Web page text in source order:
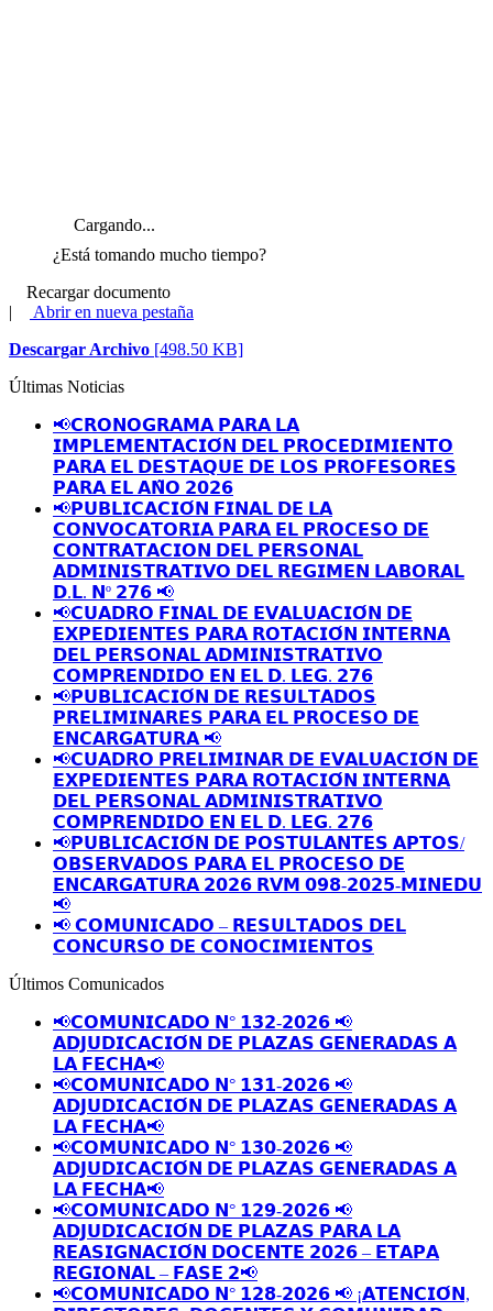
Cargando...
¿Está tomando mucho tiempo?
Recargar documento
|
Abrir en nueva pestaña
Descargar Archivo [498.50 KB]
Últimas Noticias
📢𝗖𝗥𝗢𝗡𝗢𝗚𝗥𝗔𝗠𝗔 𝗣𝗔𝗥𝗔 𝗟𝗔
𝗜𝗠𝗣𝗟𝗘𝗠𝗘𝗡𝗧𝗔𝗖𝗜𝗢́𝗡 𝗗𝗘𝗟 𝗣𝗥𝗢𝗖𝗘𝗗𝗜𝗠𝗜𝗘𝗡𝗧𝗢
𝗣𝗔𝗥𝗔 𝗘𝗟 𝗗𝗘𝗦𝗧𝗔𝗤𝗨𝗘 𝗗𝗘 𝗟𝗢𝗦 𝗣𝗥𝗢𝗙𝗘𝗦𝗢𝗥𝗘𝗦
𝗣𝗔𝗥𝗔 𝗘𝗟 𝗔𝗡̃𝗢 𝟮𝟬𝟮𝟲
📢𝗣𝗨𝗕𝗟𝗜𝗖𝗔𝗖𝗜𝗢́𝗡 𝗙𝗜𝗡𝗔𝗟 𝗗𝗘 𝗟𝗔
𝗖𝗢𝗡𝗩𝗢𝗖𝗔𝗧𝗢𝗥𝗜𝗔 𝗣𝗔𝗥𝗔 𝗘𝗟 𝗣𝗥𝗢𝗖𝗘𝗦𝗢 𝗗𝗘
𝗖𝗢𝗡𝗧𝗥𝗔𝗧𝗔𝗖𝗜𝗢𝗡 𝗗𝗘𝗟 𝗣𝗘𝗥𝗦𝗢𝗡𝗔𝗟
𝗔𝗗𝗠𝗜𝗡𝗜𝗦𝗧𝗥𝗔𝗧𝗜𝗩𝗢 𝗗𝗘𝗟 𝗥𝗘𝗚𝗜𝗠𝗘𝗡 𝗟𝗔𝗕𝗢𝗥𝗔𝗟
𝗗.𝗟. 𝗡º 𝟮𝟳𝟲 📢
📢𝗖𝗨𝗔𝗗𝗥𝗢 𝗙𝗜𝗡𝗔𝗟 𝗗𝗘 𝗘𝗩𝗔𝗟𝗨𝗔𝗖𝗜𝗢́𝗡 𝗗𝗘
𝗘𝗫𝗣𝗘𝗗𝗜𝗘𝗡𝗧𝗘𝗦 𝗣𝗔𝗥𝗔 𝗥𝗢𝗧𝗔𝗖𝗜𝗢́𝗡 𝗜𝗡𝗧𝗘𝗥𝗡𝗔
𝗗𝗘𝗟 𝗣𝗘𝗥𝗦𝗢𝗡𝗔𝗟 𝗔𝗗𝗠𝗜𝗡𝗜𝗦𝗧𝗥𝗔𝗧𝗜𝗩𝗢
𝗖𝗢𝗠𝗣𝗥𝗘𝗡𝗗𝗜𝗗𝗢 𝗘𝗡 𝗘𝗟 𝗗. 𝗟𝗘𝗚. 𝟮𝟳𝟲
📢𝗣𝗨𝗕𝗟𝗜𝗖𝗔𝗖𝗜𝗢́𝗡 𝗗𝗘 𝗥𝗘𝗦𝗨𝗟𝗧𝗔𝗗𝗢𝗦
𝗣𝗥𝗘𝗟𝗜𝗠𝗜𝗡𝗔𝗥𝗘𝗦 𝗣𝗔𝗥𝗔 𝗘𝗟 𝗣𝗥𝗢𝗖𝗘𝗦𝗢 𝗗𝗘
𝗘𝗡𝗖𝗔𝗥𝗚𝗔𝗧𝗨𝗥𝗔 📢
📢𝗖𝗨𝗔𝗗𝗥𝗢 𝗣𝗥𝗘𝗟𝗜𝗠𝗜𝗡𝗔𝗥 𝗗𝗘 𝗘𝗩𝗔𝗟𝗨𝗔𝗖𝗜𝗢́𝗡 𝗗𝗘
𝗘𝗫𝗣𝗘𝗗𝗜𝗘𝗡𝗧𝗘𝗦 𝗣𝗔𝗥𝗔 𝗥𝗢𝗧𝗔𝗖𝗜𝗢́𝗡 𝗜𝗡𝗧𝗘𝗥𝗡𝗔
𝗗𝗘𝗟 𝗣𝗘𝗥𝗦𝗢𝗡𝗔𝗟 𝗔𝗗𝗠𝗜𝗡𝗜𝗦𝗧𝗥𝗔𝗧𝗜𝗩𝗢
𝗖𝗢𝗠𝗣𝗥𝗘𝗡𝗗𝗜𝗗𝗢 𝗘𝗡 𝗘𝗟 𝗗. 𝗟𝗘𝗚. 𝟮𝟳𝟲
📢𝗣𝗨𝗕𝗟𝗜𝗖𝗔𝗖𝗜𝗢́𝗡 𝗗𝗘 𝗣𝗢𝗦𝗧𝗨𝗟𝗔𝗡𝗧𝗘𝗦 𝗔𝗣𝗧𝗢𝗦/
𝗢𝗕𝗦𝗘𝗥𝗩𝗔𝗗𝗢𝗦 𝗣𝗔𝗥𝗔 𝗘𝗟 𝗣𝗥𝗢𝗖𝗘𝗦𝗢 𝗗𝗘
𝗘𝗡𝗖𝗔𝗥𝗚𝗔𝗧𝗨𝗥𝗔 𝟮𝟬𝟮𝟲 𝗥𝗩𝗠 𝟬𝟵𝟴-𝟮𝟬𝟮𝟱-𝗠𝗜𝗡𝗘𝗗𝗨
📢
📢 𝗖𝗢𝗠𝗨𝗡𝗜𝗖𝗔𝗗𝗢 – 𝗥𝗘𝗦𝗨𝗟𝗧𝗔𝗗𝗢𝗦 𝗗𝗘𝗟
𝗖𝗢𝗡𝗖𝗨𝗥𝗦𝗢 𝗗𝗘 𝗖𝗢𝗡𝗢𝗖𝗜𝗠𝗜𝗘𝗡𝗧𝗢𝗦
Últimos Comunicados
📢𝗖𝗢𝗠𝗨𝗡𝗜𝗖𝗔𝗗𝗢 𝗡° 𝟭𝟯𝟮-𝟮𝟬𝟮𝟲 📢
𝗔𝗗𝗝𝗨𝗗𝗜𝗖𝗔𝗖𝗜𝗢́𝗡 𝗗𝗘 𝗣𝗟𝗔𝗭𝗔𝗦 𝗚𝗘𝗡𝗘𝗥𝗔𝗗𝗔𝗦 𝗔
𝗟𝗔 𝗙𝗘𝗖𝗛𝗔📢
📢𝗖𝗢𝗠𝗨𝗡𝗜𝗖𝗔𝗗𝗢 𝗡° 𝟭𝟯𝟭-𝟮𝟬𝟮𝟲 📢
𝗔𝗗𝗝𝗨𝗗𝗜𝗖𝗔𝗖𝗜𝗢́𝗡 𝗗𝗘 𝗣𝗟𝗔𝗭𝗔𝗦 𝗚𝗘𝗡𝗘𝗥𝗔𝗗𝗔𝗦 𝗔
𝗟𝗔 𝗙𝗘𝗖𝗛𝗔📢
📢𝗖𝗢𝗠𝗨𝗡𝗜𝗖𝗔𝗗𝗢 𝗡° 𝟭𝟯𝟬-𝟮𝟬𝟮𝟲 📢
𝗔𝗗𝗝𝗨𝗗𝗜𝗖𝗔𝗖𝗜𝗢́𝗡 𝗗𝗘 𝗣𝗟𝗔𝗭𝗔𝗦 𝗚𝗘𝗡𝗘𝗥𝗔𝗗𝗔𝗦 𝗔
𝗟𝗔 𝗙𝗘𝗖𝗛𝗔📢
📢𝗖𝗢𝗠𝗨𝗡𝗜𝗖𝗔𝗗𝗢 𝗡° 𝟭𝟮𝟵-𝟮𝟬𝟮𝟲 📢
𝗔𝗗𝗝𝗨𝗗𝗜𝗖𝗔𝗖𝗜𝗢́𝗡 𝗗𝗘 𝗣𝗟𝗔𝗭𝗔𝗦 𝗣𝗔𝗥𝗔 𝗟𝗔
𝗥𝗘𝗔𝗦𝗜𝗚𝗡𝗔𝗖𝗜𝗢́𝗡 𝗗𝗢𝗖𝗘𝗡𝗧𝗘 𝟮𝟬𝟮𝟲 – 𝗘𝗧𝗔𝗣𝗔
𝗥𝗘𝗚𝗜𝗢𝗡𝗔𝗟 – 𝗙𝗔𝗦𝗘 𝟮📢
📢𝗖𝗢𝗠𝗨𝗡𝗜𝗖𝗔𝗗𝗢 𝗡° 𝟭𝟮𝟴-𝟮𝟬𝟮𝟲 📢 ¡𝗔𝗧𝗘𝗡𝗖𝗜𝗢́𝗡,